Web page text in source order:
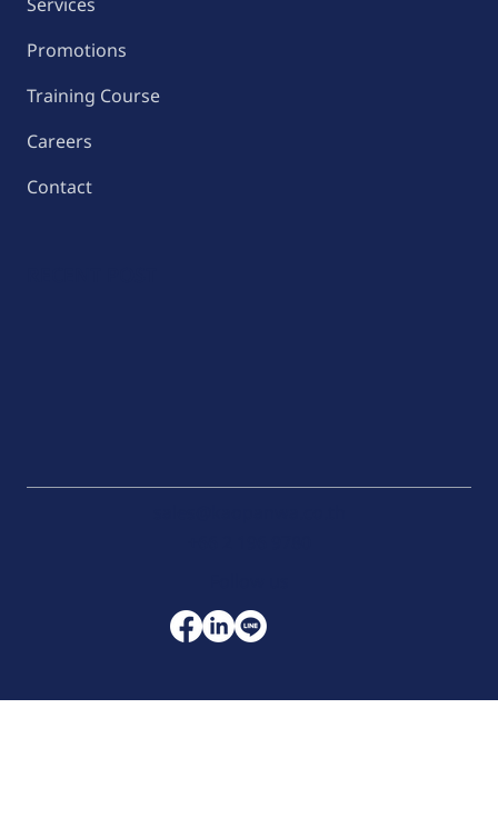
Promotions
Training Course
Careers
Contact